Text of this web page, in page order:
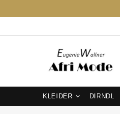
KLEIDER DIRNDL